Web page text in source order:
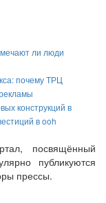
ли люди
почему ТРЦ
конструкций в
в ooh
посвящённый
публикуются
прессы.